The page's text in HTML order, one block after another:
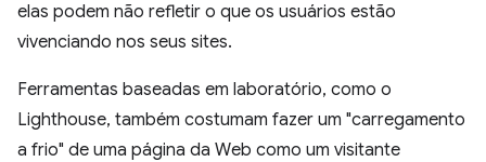
elas podem não refletir o que os usuários estão
vivenciando nos seus sites.
Ferramentas baseadas em laboratório, como o
Lighthouse, também costumam fazer um "carregamento
a frio" de uma página da Web como um visitante